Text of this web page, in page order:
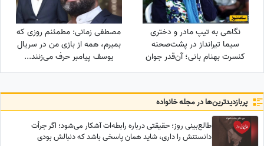
نگاهی به تیپ مادر و دختری
سیما تیرانداز در پشت‌صحنه
کنسرت بهنام بانی؛ آن‌قدر جوان
که همه گفتند خواهرش است! +
مصطفی زمانی: مطمئنم روزی که
بمیرم، همه از بازی من در سریال
یوسف پیامبر حرف می‌زنند...
+ویدیو
پربازدید‌ترین‌ها در مجله خانواده
طالع‌بینی روز؛ حقیقتی درباره رابطه‌ات آشکار می‌شود؛ اگر جرأت
دانستنش را داری، شاید همان پاسخی باشد که دنبالش بودی